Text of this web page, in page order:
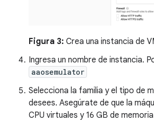
Figura 3: Crea una instancia de
Ingresa un nombre de instancia.
aaosemulator
Selecciona la familia y el tipo de
desees. Asegúrate de que la
CPU virtuales y 16 GB de